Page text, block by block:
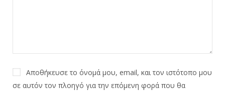
Αποθήκευσε το όνομά μου, email, και τον ιστότοπο μου
σε αυτόν τον πλοηγό για την επόμενη φορά που θα